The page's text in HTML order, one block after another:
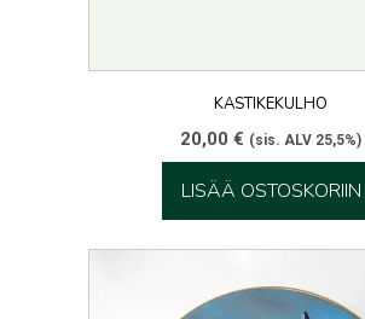
KASTIKEKULHO
20,00 € (sis. ALV 25,5%)
LISÄÄ OSTOSKORIIN